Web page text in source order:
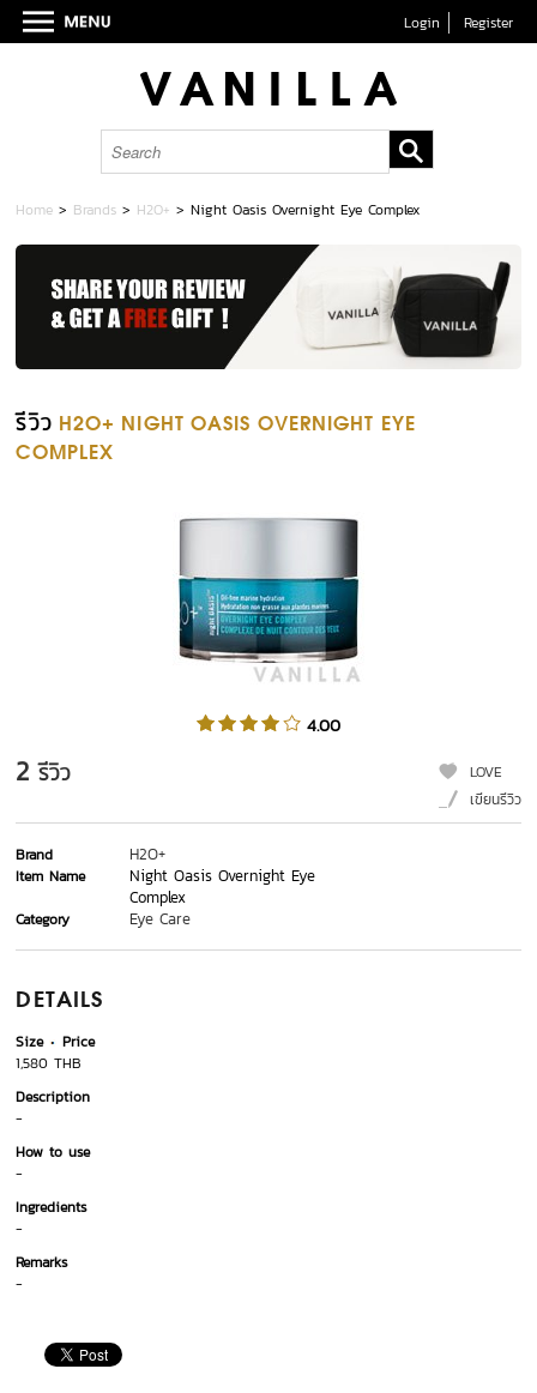
Login Register
Home > Brands > H2O+ >Night Oasis Overnight Eye Complex
รีวิว H2O+ NIGHT OASIS OVERNIGHT EYE
COMPLEX
4.00
2 รีวิว
LOVE
เขียนรีวิว
Brand H2O+
Item Name
Night Oasis Overnight Eye
Complex
Category Eye Care
DETAILS
Size
Price
1,580 THB
Description
-
How to use
-
Ingredients
-
Remarks
-